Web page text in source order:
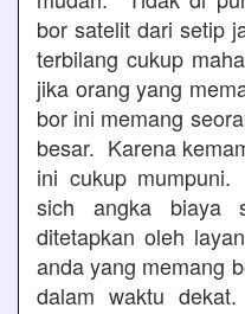
bor satelit dari setip
terbilang cukup
jika orang yang
bor ini memang
besar. Karena
ini cukup
sich angka biaya
ditetapkan oleh
anda yang memang
dalam waktu